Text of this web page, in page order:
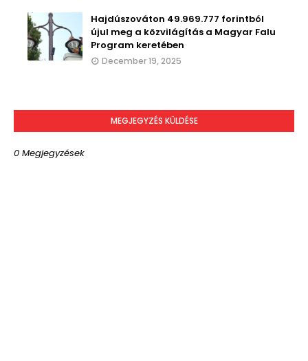
Hajdúszováton 49.969.777 forintból
újul meg a közvilágítás a Magyar Falu
Program keretében
December 19, 2025
MEGJEGYZÉS KÜLDÉSE
0 Megjegyzések